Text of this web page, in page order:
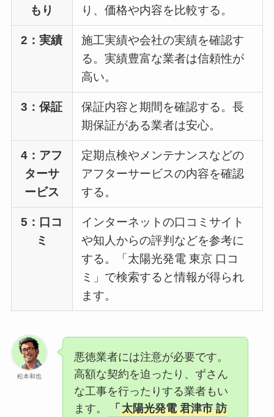
もり
り、価格や内容を比較する。
2：実績
施工実績や会社の実績を確認す
る。実績豊富な業者は信頼性が
高い。
3：保証
保証内容と期間を確認する。長
期保証がある業者は安心。
4：アフ
ターサ
ービス
定期点検やメンテナンスなどの
アフターサービスの内容を確認
する。
5：口コ
ミ
インターネットの口コミサイト
や知人からの評判などを参考に
する。「太陽光発電 東京 口コ
ミ」で検索すると情報が得られ
ます。
松本和也
悪徳業者には注意が必要です。
高額な契約を迫ったり、ずさん
な工事を行ったりする業者もい
ます。
「 太陽光発電 君津市 訪